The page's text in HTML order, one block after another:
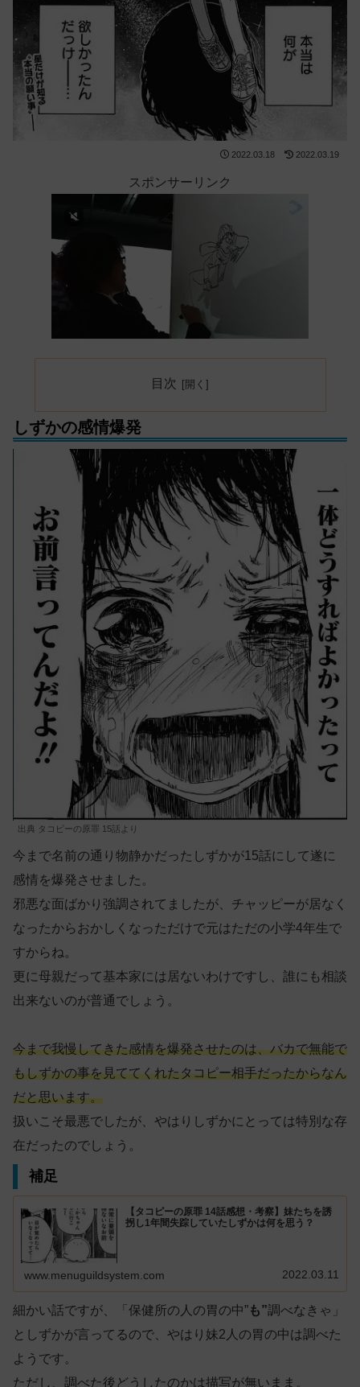
2022.03.18 2022.03.19
スポンサーリンク
目次
しずかの感情爆発
出典 タコピーの原罪 15話より
今まで名前の通り物静かだったしずかが15話にして遂に
感情を爆発させました。
邪悪な面ばかり強調されてましたが、チャッピーが居なく
なったからおかしくなっただけで元はただの小学4年生で
すからね。
更に母親だって基本家には居ないわけですし、誰にも相談
出来ないのが普通でしょう。
今まで我慢してきた感情を爆発させたのは、バカで無能で
もしずかの事を見ててくれたタコピー相手だったからなん
だと思います。
扱いこそ最悪でしたが、やはりしずかにとっては特別な存
在だったのでしょう。
補足
【タコピーの原罪 14話感想・考察】妹たちを誘
拐し1年間失踪していたしずかは何を思う？
www.menuguildsystem.com 2022.03.11
細かい話ですが、「保健所の人の胃の中”も”調べなきゃ」
としずかが言ってるので、やはり妹2人の胃の中は調べた
ようです。
ただし、調べた後どうしたのかは描写が無いまま。